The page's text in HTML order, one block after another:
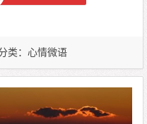
类： 心情微语